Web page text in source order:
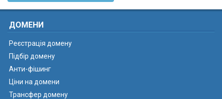
ДОМЕНИ
Реєстрація домену
Підбір домену
Анти-фішинг
Ціни на домени
Трансфер домену